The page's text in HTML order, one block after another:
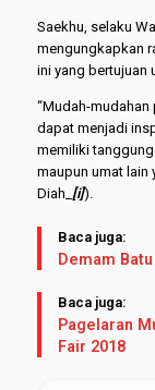
Saekhu, selaku
mengungkapkan
ini yang bertujuan
“Mudah-
dapat menjadi
memiliki
maupun umat lain
Diah_ [i]).
Baca juga:
Demam
Baca juga:
Pagelaran
Fair 2018